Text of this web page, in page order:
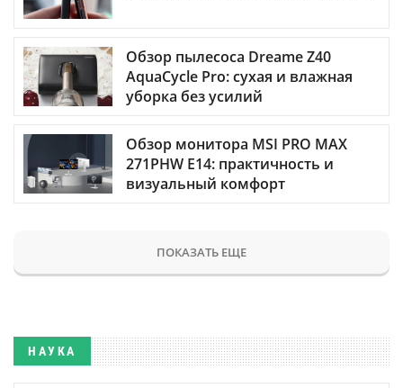
Обзор пылесоса Dreame Z40
AquaCycle Pro: сухая и влажная
уборка без усилий
Обзор монитора MSI PRO MAX
271PHW E14: практичность и
визуальный комфорт
ПОКАЗАТЬ ЕЩЕ
НАУКА